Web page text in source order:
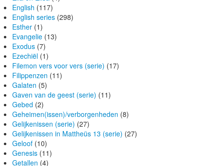
English (117)
English series (298)
Esther (1)
Evangelie (13)
Exodus (7)
Ezechiël (1)
Filemon vers voor vers (serie) (17)
Filippenzen (11)
Galaten (5)
Gaven van de geest (serie) (11)
Gebed (2)
Geheimen(issen)/verborgenheden (8)
Gelijkenissen (serie) (27)
Gelijkenissen in Mattheüs 13 (serie) (27)
Geloof (10)
Genesis (11)
Getallen (4)